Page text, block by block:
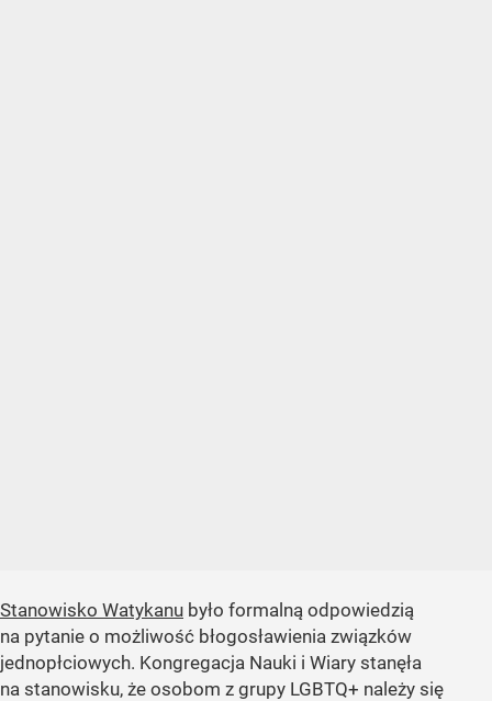
Stanowisko Watykanu było formalną odpowiedzią
na pytanie o możliwość błogosławienia związków
jednopłciowych. Kongregacja Nauki i Wiary stanęła
na stanowisku, że osobom z grupy LGBTQ+ należy się